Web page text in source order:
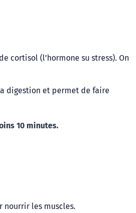
cortisol (l’hormone su stress). On
10 minutes.
nourrir les muscles.